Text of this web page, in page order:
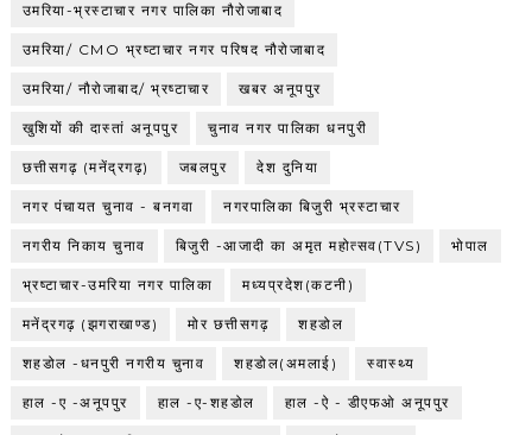
उमरिया-भ्रस्टाचार नगर पालिका नौरोजाबाद
उमरिया/ CMO भ्रष्टाचार नगर परिषद नौरोजाबाद
उमरिया/ नौरोजाबाद/ भ्रष्टाचार खबर अनूपपुर
खुशियों की दास्तां अनूपपुर चुनाव नगर पालिका धनपुरी
छत्तीसगढ़ (मनेंद्रगढ़) जबलपुर देश दुनिया
नगर पंचायत चुनाव - बनगवा नगरपालिका बिजुरी भ्रस्टाचार
नगरीय निकाय चुनाव बिजुरी -आजादी का अमृत महोत्सव(TVS) भोपाल
भ्रष्टाचार-उमरिया नगर पालिका मध्यप्रदेश(कटनी)
मनेंद्रगढ़ (झगराखाण्ड) मोर छत्तीसगढ़ शहडोल
शहडोल -धनपुरी नगरीय चुनाव शहडोल(अमलाई) स्वास्थ्य
हाल -ए -अनूपपुर हाल -ए-शहडोल हाल -ऐ - डीएफओ अनूपपुर